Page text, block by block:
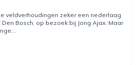
veldverhoudingen zeker een nederlaag
Den Bosch, op bezoek bij Jong Ajax. Maar